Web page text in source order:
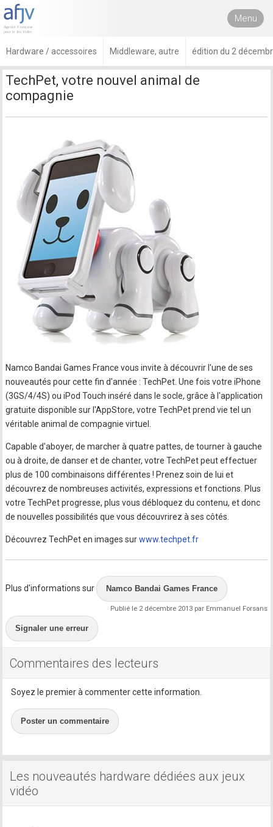
Menu
Hardware / accessoires Middleware, autre édition du 2
TechPet, votre nouvel animal de
compagnie
Namco Bandai Games France vous invite à découvrir l'une de ses
nouveautés pour cette fin d'année : TechPet. Une fois votre iPhone
(3GS/4/4S) ou iPod Touch inséré dans le socle, grâce à l'application
gratuite disponible sur l'AppStore, votre TechPet prend vie tel un
véritable animal de compagnie virtuel.
Capable d'aboyer, de marcher à quatre pattes, de tourner à gauche
ou à droite, de danser et de chanter, votre TechPet peut effectuer
plus de 100 combinaisons différentes ! Prenez soin de lui et
découvrez de nombreuses activités, expressions et fonctions. Plus
votre TechPet progresse, plus vous débloquez du contenu, et donc
de nouvelles possibilités que vous découvrirez à ses côtés.
Découvrez TechPet en images surwww.techpet.fr
Plus d'informations sur Namco Bandai Games France
Publié le 2 décembre 2013 par Emmanuel Forsans
Signaler une erreur
Commentaires des lecteurs
Soyez le premier à commenter cette information.
Poster un commentaire
Les nouveautés hardware dédiées aux jeux
vidéo